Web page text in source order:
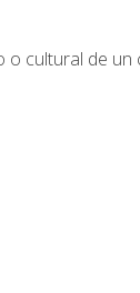
cultural de un